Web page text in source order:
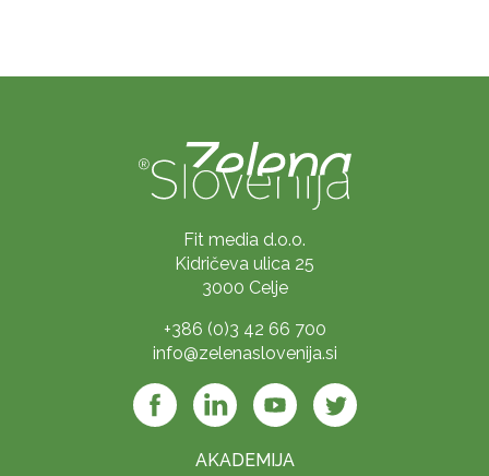
Fit media d.o.o.
Kidričeva ulica 25
3000 Celje
+386 (0)3 42 66 700
info@zelenaslovenija.si
AKADEMIJA